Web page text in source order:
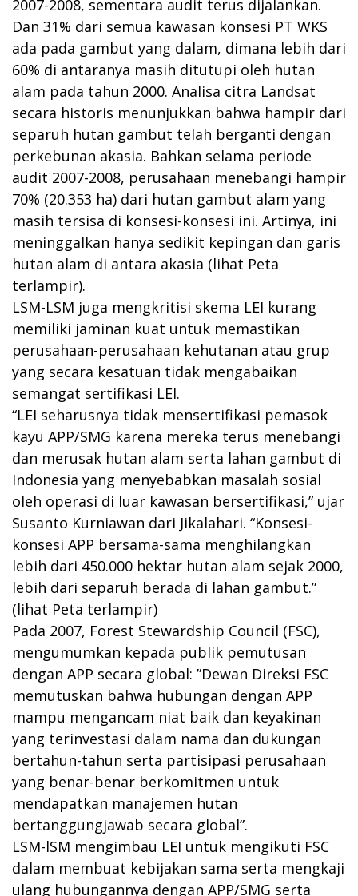
2007-2008, sementara audit terus dijalankan.
Dan 31% dari semua kawasan konsesi PT WKS
ada pada gambut yang dalam, dimana lebih dari
60% di antaranya masih ditutupi oleh hutan
alam pada tahun 2000. Analisa citra Landsat
secara historis menunjukkan bahwa hampir dari
separuh hutan gambut telah berganti dengan
perkebunan akasia. Bahkan selama periode
audit 2007-2008, perusahaan menebangi hampir
70% (20.353 ha) dari hutan gambut alam yang
masih tersisa di konsesi-konsesi ini. Artinya, ini
meninggalkan hanya sedikit kepingan dan garis
hutan alam di antara akasia (lihat Peta
terlampir).
LSM-LSM juga mengkritisi skema LEI kurang
memiliki jaminan kuat untuk memastikan
perusahaan-perusahaan kehutanan atau grup
yang secara kesatuan tidak mengabaikan
semangat sertifikasi LEI.
“LEI seharusnya tidak mensertifikasi pemasok
kayu APP/SMG karena mereka terus menebangi
dan merusak hutan alam serta lahan gambut di
Indonesia yang menyebabkan masalah sosial
oleh operasi di luar kawasan bersertifikasi,” ujar
Susanto Kurniawan dari Jikalahari. “Konsesi-
konsesi APP bersama-sama menghilangkan
lebih dari 450.000 hektar hutan alam sejak 2000,
lebih dari separuh berada di lahan gambut.”
(lihat Peta terlampir)
Pada 2007, Forest Stewardship Council (FSC),
mengumumkan kepada publik pemutusan
dengan APP secara global: ”Dewan Direksi FSC
memutuskan bahwa hubungan dengan APP
mampu mengancam niat baik dan keyakinan
yang terinvestasi dalam nama dan dukungan
bertahun-tahun serta partisipasi perusahaan
yang benar-benar berkomitmen untuk
mendapatkan manajemen hutan
bertanggungjawab secara global”.
LSM-lSM mengimbau LEI untuk mengikuti FSC
dalam membuat kebijakan sama serta mengkaji
ulang hubungannya dengan APP/SMG serta